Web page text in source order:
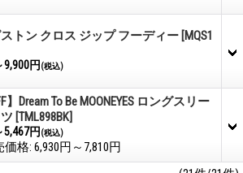
ストン クロス ジップ フーディー [MQS1
9,900円 (税込)
】Dream To Be MOONEYES ロングスリー
[TML898BK]
5,467円 (税込)
価格: 6,930円～7,810円